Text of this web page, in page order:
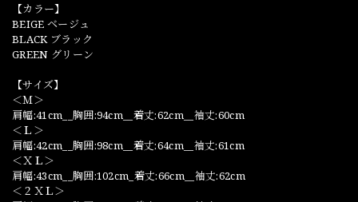
【カラー】
BEIGE ベージュ
BLACK ブラック
GREEN グリーン
【サイズ】
＜Ｍ＞
肩幅:41cm__胸囲:94cm__着丈:62cm__袖丈:60cm
＜Ｌ＞
肩幅:42cm__胸囲:98cm__着丈:64cm__袖丈:61cm
＜ＸＬ＞
肩幅:43cm__胸囲:102cm_着丈:66cm__袖丈:62cm
＜２ＸＬ＞